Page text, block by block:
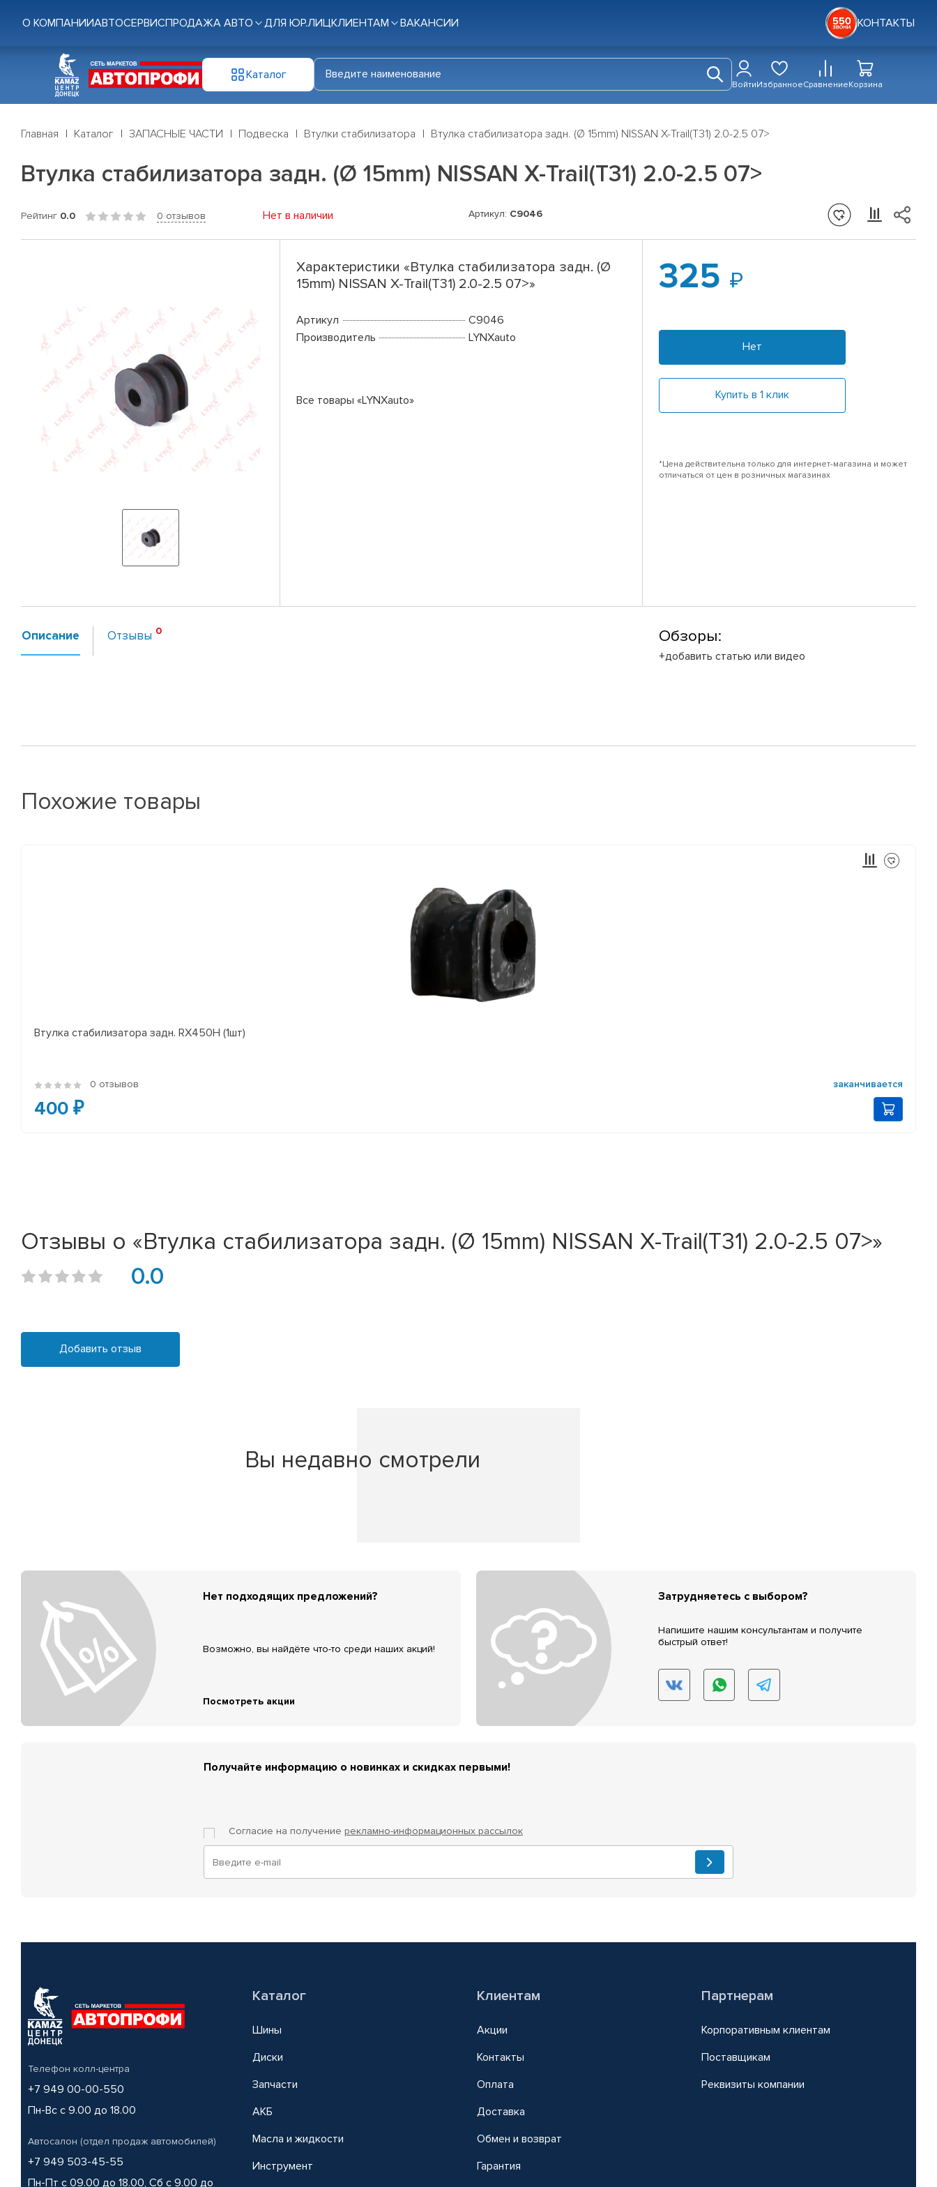
О КОМПАНИИАВТОСЕРВИСПРОДАЖА АВТО ДЛЯ ЮР.ЛИЦКЛИЕНТАМ ВАКАНСИИ КОНТАКТЫ
Каталог
ВойтиИзбранноеСравнениеКорзина
Главная Каталог ЗАПАСНЫЕ ЧАСТИ Подвеска Втулки стабилизатора Втулка стабилизатора задн. (Ø 15mm) NISSAN X-Trail(T31) 2.0-2.5 07>
Втулка стабилизатора задн. (Ø 15mm) NISSAN X-Trail(T31) 2.0-2.5 07>
Рейтинг 0.0 0 отзывов Нет в наличии Артикул: C9046
Характеристики «Втулка стабилизатора задн. (Ø
15mm) NISSAN X-Trail(T31) 2.0-2.5 07>»
Артикул
C9046
Производитель
LYNXauto
Все товары «LYNXauto»
325
Нет
Купить в 1 клик
*Цена действительна только для интернет-магазина и может
отличаться от цен в розничных магазинах
Описание Отзывы Обзоры:
+добавить статью или видео
Похожие товары
Втулка стабилизатора задн. RX450H (1шт)
0 отзывов заканчивается
400 ₽
Отзывы о «Втулка стабилизатора задн. (Ø 15mm) NISSAN X-Trail(T31) 2.0-2.5 07>»
0.0
Добавить отзыв
Вы недавно смотрели
Нет подходящих предложений?
Возможно, вы найдёте что-то среди наших акций!
Посмотреть акции
Затрудняетесь с выбором?
Напишите нашим консультантам и получите
быстрый ответ!
Получайте информацию о новинках и скидках первыми!
Согласие на получение рекламно-информационных рассылок
Телефон колл-центра
+7 949 00-00-550
Пн-Вс с 9.00 до 18.00
Автосалон (отдел продаж автомобилей)
+7 949 503-45-55
Пн-Пт с 09.00 до 18.00, Сб с 9.00 до
Каталог
Шины
Диски
Запчасти
АКБ
Масла и жидкости
Инструмент
Клиентам
Акции
Контакты
Оплата
Доставка
Обмен и возврат
Гарантия
Партнерам
Корпоративным клиентам
Поставщикам
Реквизиты компании